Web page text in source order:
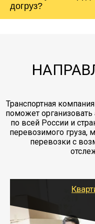
холодильника -
коробками и
Вашего груза по
груза. Мы
заканчивая
догруз?
Транспортная
поможет
по всей России и
перевозимого
перевозки с